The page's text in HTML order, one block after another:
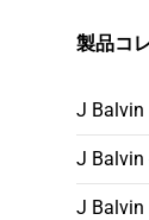
製品コ
J Balvin
J Balvin
J Balvin